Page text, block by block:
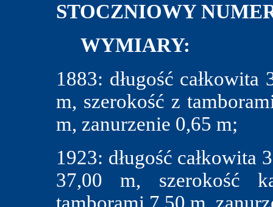
STOCZNIOWY
WYMIARY:
1883: długość całkowita
m, szerokość z
m, zanurzenie 0,65 m;
1923: długość całkowita
37,00 m, szerokość